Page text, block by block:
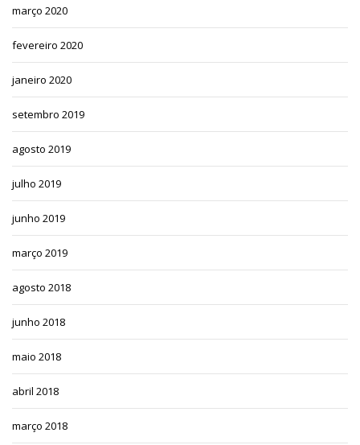
março 2020
fevereiro 2020
janeiro 2020
setembro 2019
agosto 2019
julho 2019
junho 2019
março 2019
agosto 2018
junho 2018
maio 2018
abril 2018
março 2018